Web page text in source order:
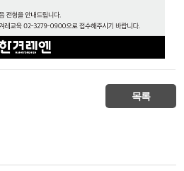
목록